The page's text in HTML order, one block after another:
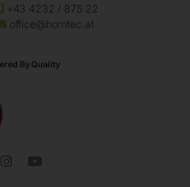
+43 4232 / 875 22
office@horntec.at
By Quality